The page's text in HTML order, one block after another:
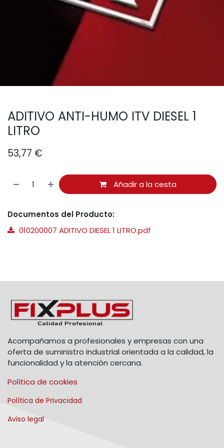
ADITIVO ANTI-HUMO ITV DIESEL 1
LITRO
53,77 €
Añadir a la cesta
Documentos del Producto:
010200007 ADITIVO DIESEL 1 LITRO.pdf
Acompañamos a profesionales y empresas con una
oferta de suministro industrial orientada a la calidad, la
funcionalidad y la atención cercana.
Política de cookies
Política de Privacidad
Aviso legal